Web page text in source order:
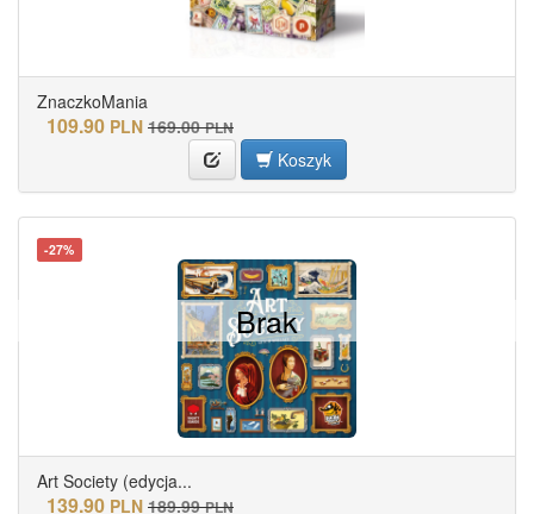
ZnaczkoMania
109.90 PLN 169.00 PLN
Koszyk
-27%
Art Society (edycja...
139.90 PLN 189.99 PLN
Brak